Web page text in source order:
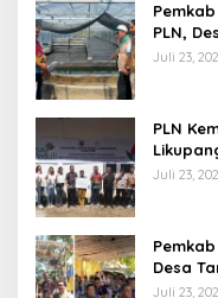
PLN,
Pangan
Juli 23,
PLN
Juli 23,
Desa
Juli 23,